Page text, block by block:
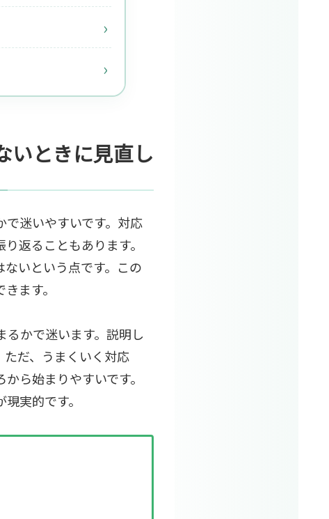
いときに見直し
迷いやすいです。対応
返ることもあります。
いという点です。この
ます。
かで迷います。説明し
だ、うまくいく対応
ら始まりやすいです。
実的です。